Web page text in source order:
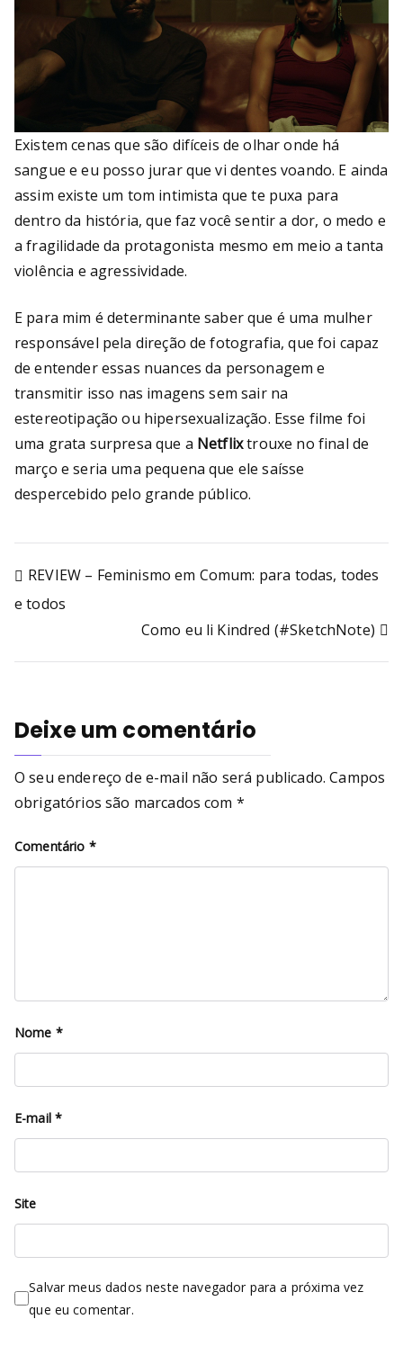
Existem cenas que são difíceis de olhar onde há
sangue e eu posso jurar que vi dentes voando. E ainda
assim existe um tom intimista que te puxa para
dentro da história, que faz você sentir a dor, o medo e
a fragilidade da protagonista mesmo em meio a tanta
violência e agressividade.
E para mim é determinante saber que é uma mulher
responsável pela direção de fotografia, que foi capaz
de entender essas nuances da personagem e
transmitir isso nas imagens sem sair na
estereotipação ou hipersexualização. Esse filme foi
uma grata surpresa que a Netflixtrouxe no final de
março e seria uma pequena que ele saísse
despercebido pelo grande público.
REVIEW – Feminismo em Comum: para todas, todes
e todos
Como eu li Kindred (#SketchNote)
Deixe um comentário
O seu endereço de e-mail não será publicado. Campos
obrigatórios são marcados com *
Comentário *
Nome *
E-mail*
Site
Salvar meus dados neste navegador para a próxima vez
que eu comentar.